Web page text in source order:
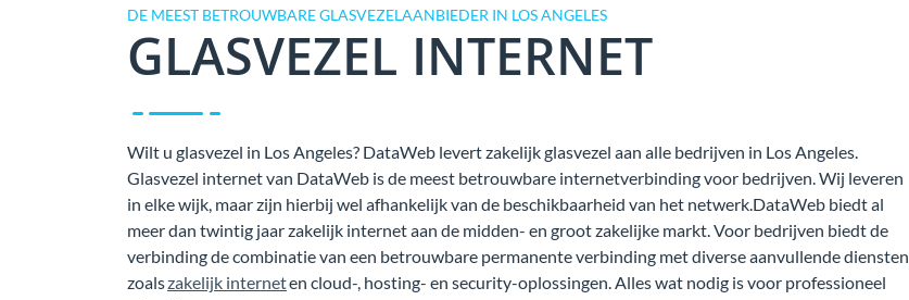
DE MEEST BETROUWBARE GLASVEZELAANBIEDER IN LOS ANGELES
GLASVEZEL INTERNET
Wilt u glasvezel in Los Angeles? DataWeb levert zakelijk glasvezel aan alle bedrijven in Los Angeles.
Glasvezel internet van DataWeb is de meest betrouwbare internetverbinding voor bedrijven. Wij leveren
in elke wijk, maar zijn hierbij wel afhankelijk van de beschikbaarheid van het netwerk.DataWeb biedt al
meer dan twintig jaar zakelijk internet aan de midden- en groot zakelijke markt. Voor bedrijven biedt de
verbinding de combinatie van een betrouwbare permanente verbinding met diverse aanvullende diensten
zoalszakelijk interneten cloud-, hosting- en security-oplossingen. Alles wat nodig is voor professioneel